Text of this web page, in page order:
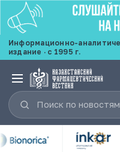
Информационно-
издание · с 1995 г.